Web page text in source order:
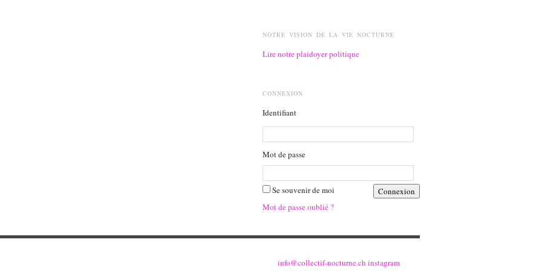
NOTRE VISION DE LA VIE NOCTURNE
Lire notre plaidoyer politique
CONNEXION
Identifiant
Mot de passe
Se souvenir de moi
Mot de passe oublié ?
info@collectif-nocturne.ch instagram